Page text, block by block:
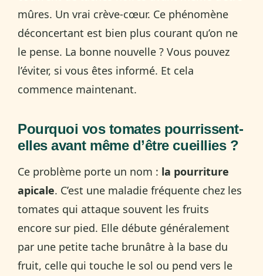
mûres. Un vrai crève-cœur. Ce phénomène
déconcertant est bien plus courant qu’on ne
le pense. La bonne nouvelle ? Vous pouvez
l’éviter, si vous êtes informé. Et cela
commence maintenant.
Pourquoi vos tomates pourrissent-
elles avant même d’être cueillies ?
Ce problème porte un nom : la pourriture
apicale. C’est une maladie fréquente chez les
tomates qui attaque souvent les fruits
encore sur pied. Elle débute généralement
par une petite tache brunâtre à la base du
fruit, celle qui touche le sol ou pend vers le